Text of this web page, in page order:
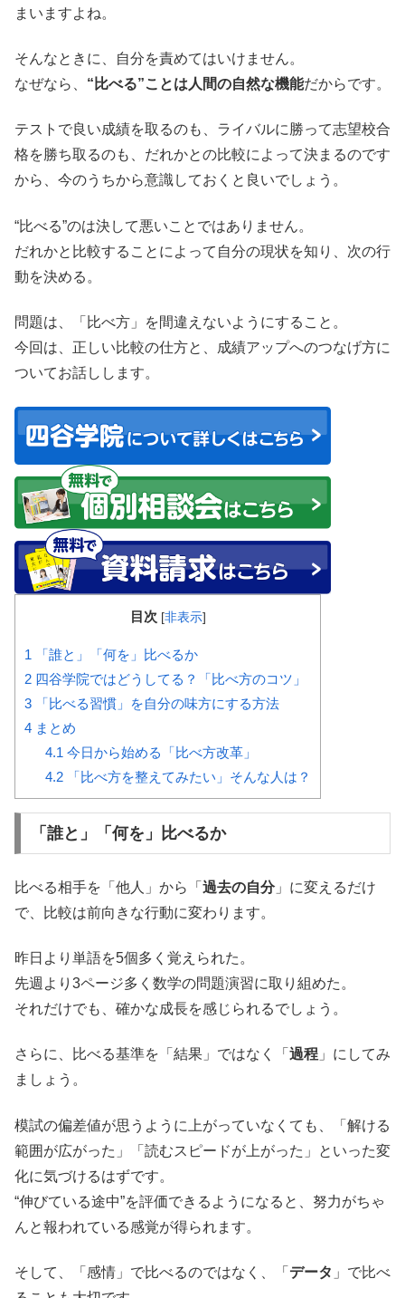
まいますよね。
そんなときに、自分を責めてはいけません。
なぜなら、 “比べる”ことは人間の自然な機能だからです。
テストで良い成績を取るのも、ライバルに勝って志望校合
格を勝ち取るのも、だれかとの比較によって決まるのです
から、今のうちから意識しておくと良いでしょう。
“比べる”のは決して悪いことではありません。
だれかと比較することによって自分の現状を知り、次の行
動を決める。
問題は、「比べ方」を間違えないようにすること。
今回は、正しい比較の仕方と、成績アップへのつなげ方に
ついてお話しします。
目次 [非表示]
1 「誰と」「何を」比べるか
2 四谷学院ではどうしてる？「比べ方のコツ」
3 「比べる習慣」を自分の味方にする方法
4 まとめ
4.1今日から始める「比べ方改革」
4.2「比べ方を整えてみたい」そんな人は？
「誰と」「何を」比べるか
比べる相手を「他人」から「 過去の自分」に変えるだけ
で、比較は前向きな行動に変わります。
昨日より単語を5個多く覚えられた。
先週より3ページ多く数学の問題演習に取り組めた。
それだけでも、確かな成長を感じられるでしょう。
さらに、比べる基準を「結果」ではなく「 過程 」にしてみ
ましょう。
模試の偏差値が思うように上がっていなくても、「解ける
範囲が広がった」「読むスピードが上がった」といった変
化に気づけるはずです。
“伸びている途中”を評価できるようになると、努力がちゃ
んと報われている感覚が得られます。
そして、「感情」で比べるのではなく、「 データ 」で比べ